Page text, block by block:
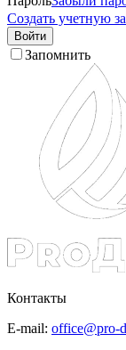
Создать учетную
Войти
Запомнить
Контакты
E-mail: office@pro-